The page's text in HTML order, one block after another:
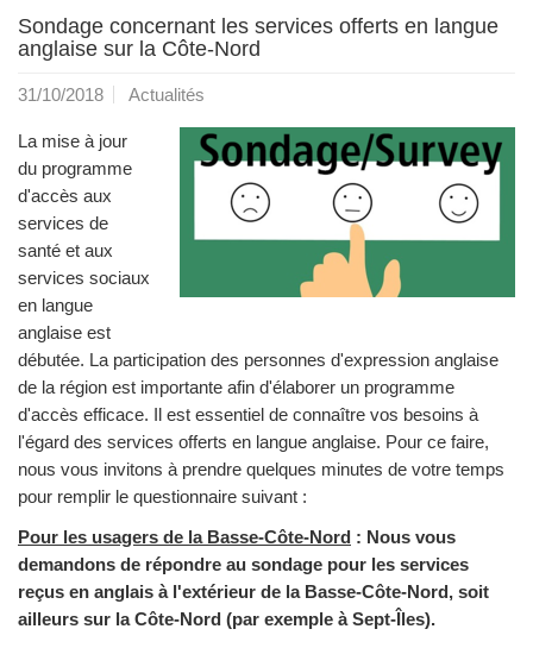
Sondage concernant les services offerts en langue
anglaise sur la Côte-Nord
31/10/2018 Actualités
La mise à jour
du programme
d'accès aux
services de
santé et aux
services sociaux
en langue
anglaise est
débutée. La participation des personnes d'expression anglaise
de la région est importante afin d'élaborer un programme
d'accès efficace. Il est essentiel de connaître vos besoins à
l'égard des services offerts en langue anglaise. Pour ce faire,
nous vous invitons à prendre quelques minutes de votre temps
pour remplir le questionnaire suivant :
Pour les usagers de la Basse-Côte-Nord : Nous vous
demandons de répondre au sondage pour les services
reçus en anglais à l'extérieur de la Basse-Côte-Nord, soit
ailleurs sur la Côte-Nord (par exemple à Sept-Îles).